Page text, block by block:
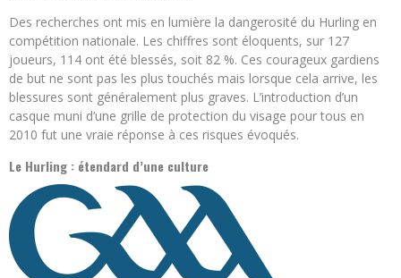
Des recherches ont mis en lumière la dangerosité du Hurling en
compétition nationale. Les chiffres sont éloquents, sur 127
joueurs, 114 ont été blessés, soit 82 %. Ces courageux gardiens
de but ne sont pas les plus touchés mais lorsque cela arrive, les
blessures sont généralement plus graves. L’introduction d’un
casque muni d’une grille de protection du visage pour tous en
2010 fut une vraie réponse à ces risques évoqués.
Le Hurling : étendard d’une culture